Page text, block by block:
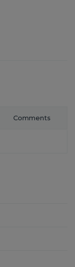
Comments